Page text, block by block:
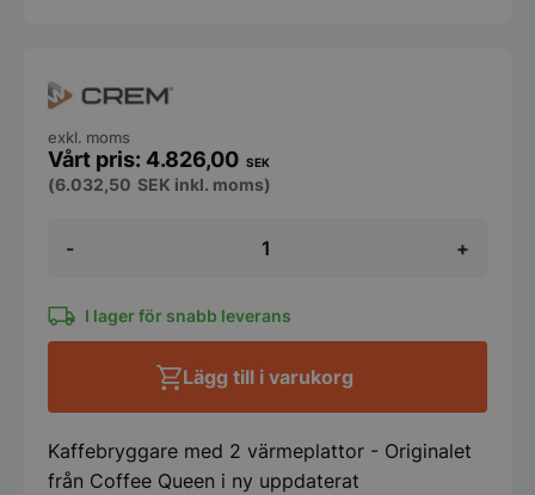
-
Crem
M-
2
+
4.826,00 SEK
exkl. moms
(6.032,50 SEK inkl. moms)
I lager för snabb leverans
Lägg till i varukorg
Kaffebryggare med 2 värmeplattor - Originalet
från Coffee Queen i ny uppdaterat